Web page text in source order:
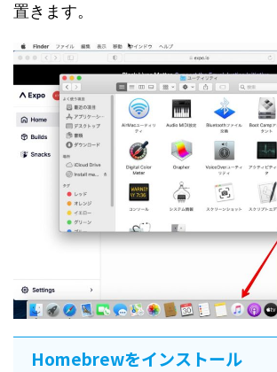
置きます。
Homebrewをインストール